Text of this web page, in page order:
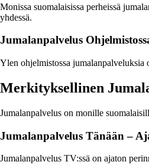
Monissa suomalaisissa perheissä
yhdessä.
Jumalanpalvelus
Ylen ohjelmistossa jumalanpalveluksia
Merkityksellinen
Jumalanpalvelus on monille
Jumalanpalvelus Tänään –
Jumalanpalvelus TV:ssä on ajaton